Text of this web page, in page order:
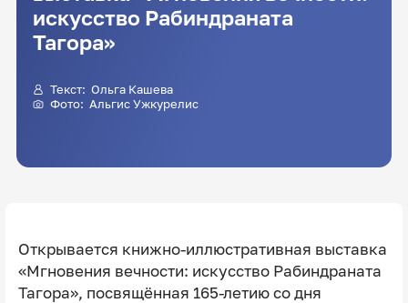
искусство Рабиндраната
Тагора»
Текст: Ольга Кашева
Фото: Альгис Ужкурелис
Открывается книжно-иллюстративная выставка
«Мгновения вечности: искусство Рабиндраната
Тагора», посвящённая 165-летию со дня